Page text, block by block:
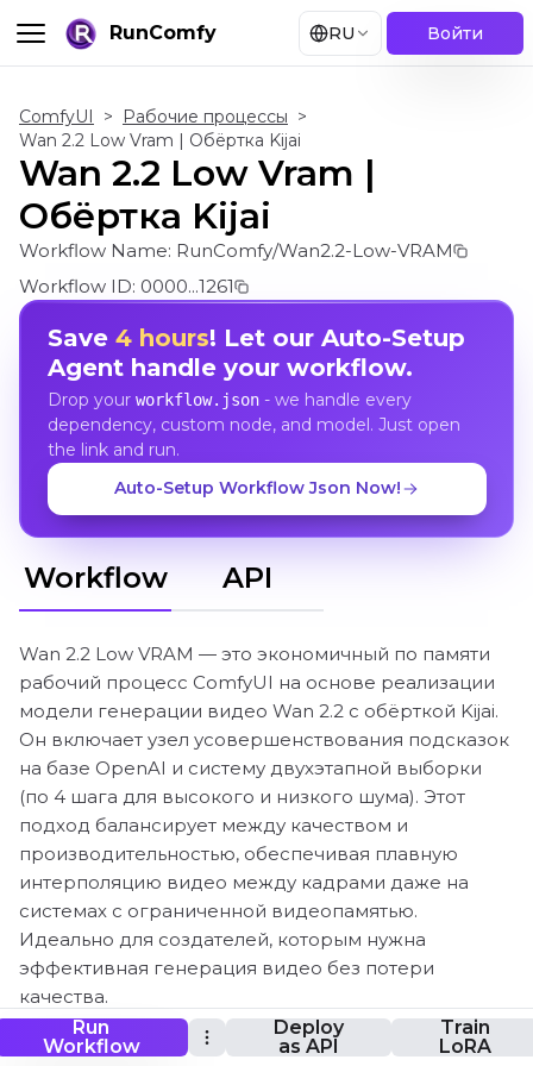
RunComfy RU Войти
Run
Workflow
Deploy
as API
Train
LoRA
ComfyUI > Рабочие процессы >
Wan 2.2 Low Vram | Обёртка Kijai
Wan 2.2 Low Vram |
Обёртка Kijai
Workflow Name: RunComfy/Wan2.2-Low-VRAM
Workflow ID: 0000...1261
Save 4 hours! Let our Auto-Setup
Agent handle your workflow.
Drop your workflow.json- we handle every
dependency, custom node, and model. Just open
the link and run.
Auto-Setup Workflow Json Now!
Workflow API
Wan 2.2 Low VRAM — это экономичный по памяти
рабочий процесс ComfyUI на основе реализации
модели генерации видео Wan 2.2 с обёрткой Kijai.
Он включает узел усовершенствования подсказок
на базе OpenAI и систему двухэтапной выборки
(по 4 шага для высокого и низкого шума). Этот
подход балансирует между качеством и
производительностью, обеспечивая плавную
интерполяцию видео между кадрами даже на
системах с ограниченной видеопамятью.
Идеально для создателей, которым нужна
эффективная генерация видео без потери
качества.